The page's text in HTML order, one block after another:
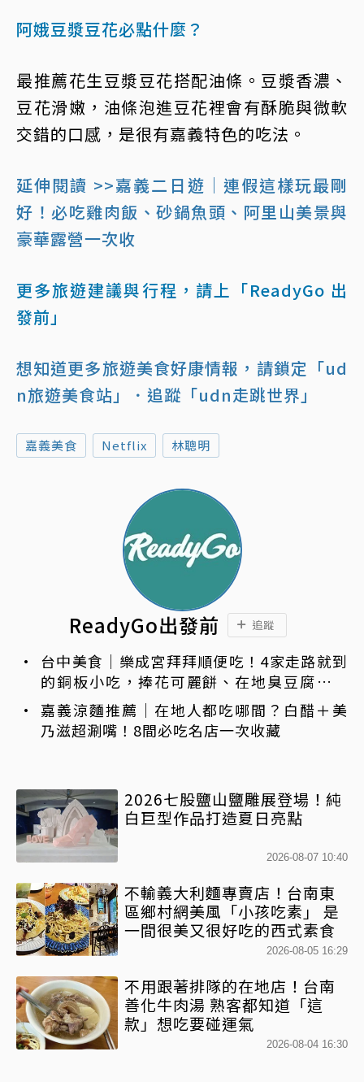
阿娥豆漿豆花必點什麼？
最推薦花生豆漿豆花搭配油條。豆漿香濃、
豆花滑嫩，油條泡進豆花裡會有酥脆與微軟
交錯的口感，是很有嘉義特色的吃法。
延伸閱讀 >>嘉義二日遊｜連假這樣玩最剛
好！必吃雞肉飯、砂鍋魚頭、阿里山美景與
豪華露營一次收
更多旅遊建議與行程，請上「ReadyGo 出
發前」
想知道更多旅遊美食好康情報，請鎖定「ud
n旅遊美食站」
．追蹤「udn走跳世界」
嘉義美食 Netflix 林聰明
ReadyGo出發前 追蹤
台中美食｜樂成宮拜拜順便吃！4家走路就到
的銅板小吃，捧花可麗餅、在地臭豆腐、烤
甜甜圈一次收
嘉義涼麵推薦｜在地人都吃哪間？白醋＋美
乃滋超涮嘴！8間必吃名店一次收藏
2026七股鹽山鹽雕展登場！純
白巨型作品打造夏日亮點
2026-08-07 10:40
不輸義大利麵專賣店！台南東
區鄉村網美風「小孩吃素」 是
一間很美又很好吃的西式素食
2026-08-05 16:29
不用跟著排隊的在地店！台南
善化牛肉湯 熟客都知道「這
款」想吃要碰運氣
2026-08-04 16:30